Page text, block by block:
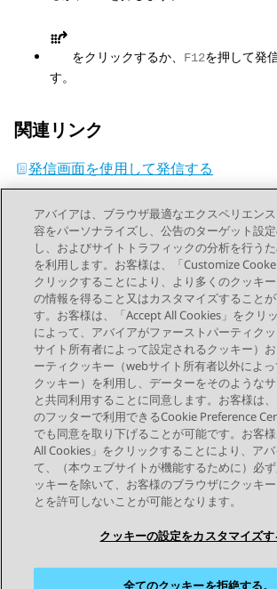
をクリックするか、 F12を押して発
す。
関連リンク
発信画面を使用して発信する
スピードダイヤルに BLF アイコンを
Send Feedback
トピックナビゲーション
前のトピック
つながりを保つ
アバイアは、ブラウザ最適なエクスペリエン
容をパーソナライズし、公告のターゲット設
し、およびサイトトラフィックの分析を行う
を利用します。お客様は、「Customize
クリックすることにより、より多くのクッキ
の情報を得ること又はカスタマイズすること
す。お客様は、「Accept All Cookies」をクリ
によって、アバイアがファーストパーティク
サイト所有者によって設定されるクッキー）
ーティクッキー（webサイト所有者以外によ
クッキー）を利用し、データーをそのような
と共同利用することに同意します。お客様は
のフッターで利用できるCookie Preference
でも同意を取り下げることが可能です。お客
All Cookies」をクリックすることにより、ア
て、（本ウェブサイトが機能するために）必
ッキーを除いて、お客様のブラウザにクッキ
とを許可しないことが可能となります。
クッキーの設定をカスタマイズす
全てのクッキーを拒絶する。